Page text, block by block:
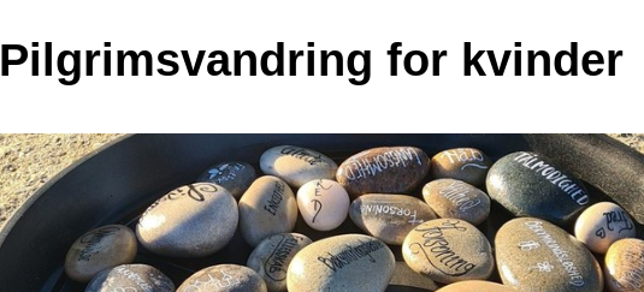
Pilgrimsvandring for kvinder